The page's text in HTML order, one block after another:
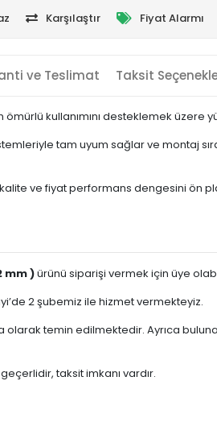
Karşılaştır Fiyat Alarmı
ve Teslimat Taksit
ömürlü kullanımını desteklemek
tam uyum sağlar ve montaj
kalite ve fiyat performans dengesini ön
mm )ürünü siparişi vermek için üye
2 şubemiz ile hizmet vermekteyiz.
temin edilmektedir. Ayrıca
taksit imkanı vardır.